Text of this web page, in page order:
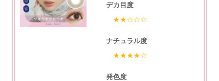
デカ目度
★★☆☆☆
ナチュラル度
★★★★☆
発色度